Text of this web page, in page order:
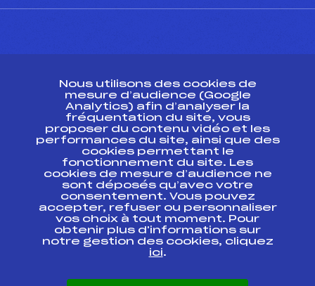
Ressources
Pass’Neige
Projet sportif fédéral
Projet de performance fédéral
Antidopage
Pôle Développement, Formation, Suivi
Scientifique
Listes ministérielles
Pôle vie de l’athlète
Enseignement professionnel
Nous utilisons des cookies de
mesure d’audience (Google
Analytics) afin d’analyser la
fréquentation du site, vous
proposer du contenu vidéo et les
performances du site, ainsi que des
cookies permettant le
fonctionnement du site. Les
cookies de mesure d’audience ne
sont déposés qu’avec votre
consentement. Vous pouvez
accepter, refuser ou personnaliser
vos choix à tout moment. Pour
obtenir plus d'informations sur
notre gestion des cookies, cliquez
ici.